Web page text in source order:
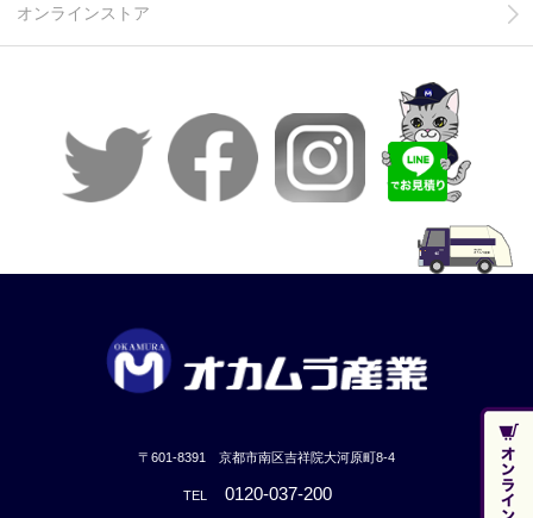
オンラインストア
〒601-8391 京都市南区吉祥院大河原町8-4
TEL 0120-037-200